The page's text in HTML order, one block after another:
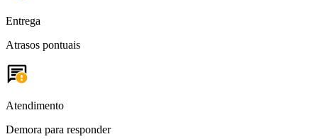
Entrega
Atrasos pontuais
Atendimento
Demora para responder